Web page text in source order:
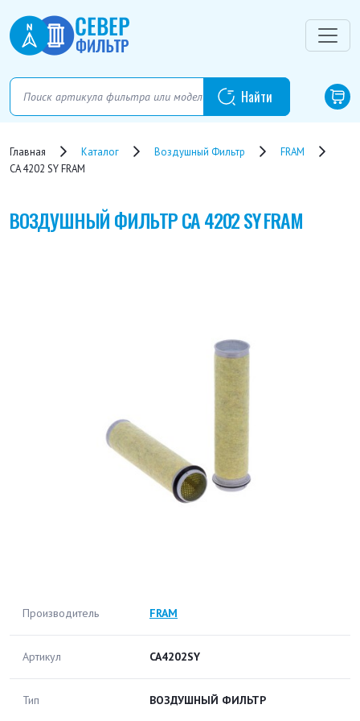
Главная Каталог Воздушный Фильтр
FRAM
CA 4202 SY FRAM
ВОЗДУШНЫЙ ФИЛЬТРCA 4202 SY FRAM
Производитель FRAM
Артикул CA4202SY
Тип ВОЗДУШНЫЙ ФИЛЬТР